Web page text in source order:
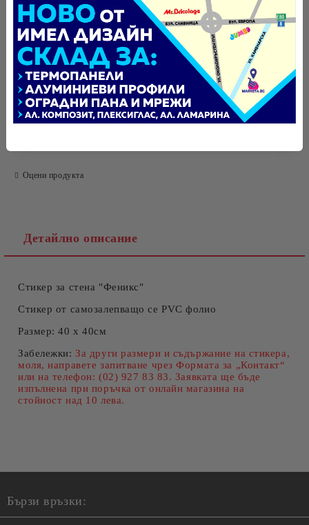
БЪРЗА ПОРЪЧКА БЕЗ РЕГИСТРАЦИЯ
САМО ПОПЪЛНЕТЕ 4 ПОЛЕТА
Оцени продукта
Детайлно описание
Стикер за стена "Феникс"
Стикер от самозалепващо се PVC фолио
Размер: 40 x 40см
Забележки:За други размери и съдържание на стикера,
моля, направете запитване чрез Формата за „Контакт“
или на телефон: (02) 927 83 83. Заявката ще бъде
изпълнена при поръчка от онлайн магазина на
стойност над 10 лева.
Бързи връзки: